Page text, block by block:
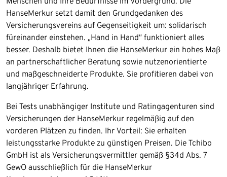
HanseMerkur setzt damit den Grundgedanken des
Versicherungsvereins auf Gegenseitigkeit um: solidarisch
füreinander einstehen. „Hand in Hand“ funktioniert alles
besser. Deshalb bietet Ihnen die HanseMerkur ein hohes Maß
an partnerschaftlicher Beratung sowie nutzenorientierte
und maßgeschneiderte Produkte. Sie profitieren dabei von
langjähriger Erfahrung.
Bei Tests unabhängiger Institute und Ratingagenturen sind
Versicherungen der HanseMerkur regelmäßig auf den
vorderen Plätzen zu finden. Ihr Vorteil: Sie erhalten
leistungsstarke Produkte zu günstigen Preisen. Die Tchibo
GmbH ist als Versicherungsvermittler gemäß §34d Abs. 7
GewO ausschließlich für die HanseMerkur